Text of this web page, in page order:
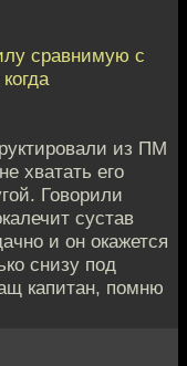
сравнимую с
из ПМ
хватать его
Говорили
сустав
и он окажется
снизу под
капитан, помню